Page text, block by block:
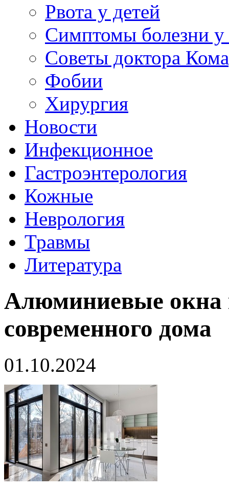
Рвота у детей
Симптомы болезни у
Советы доктора
Фобии
Хирургия
Новости
Инфекционное
Гастроэнтерология
Кожные
Неврология
Травмы
Литература
Алюминиевые окна
современного дома
01.10.2024